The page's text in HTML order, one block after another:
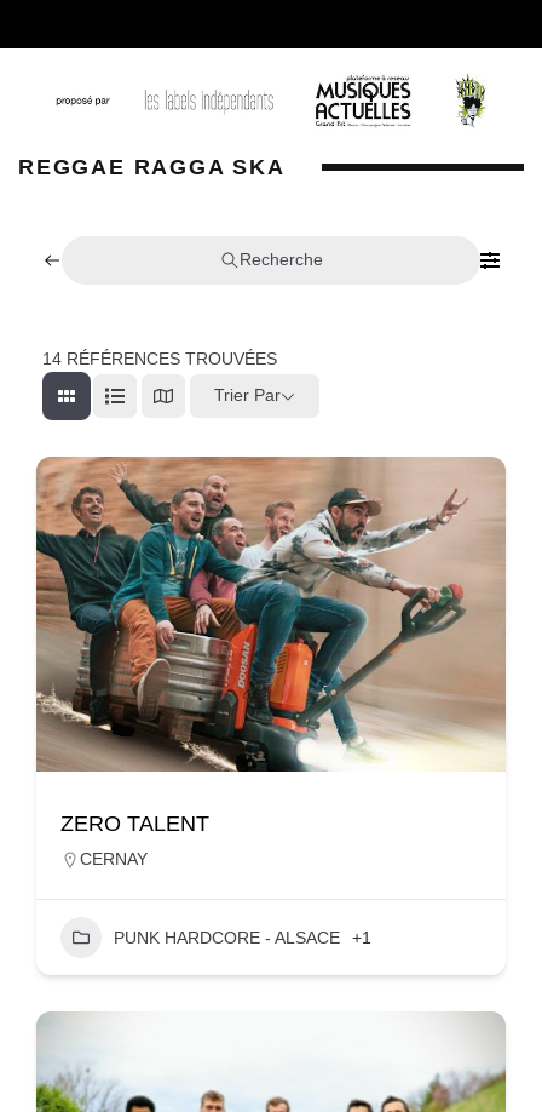
REGGAE RAGGA SKA
Recherche
14 RÉFÉRENCES TROUVÉES
Trier Par
ZERO TALENT
CERNAY
PUNK HARDCORE - ALSACE +1